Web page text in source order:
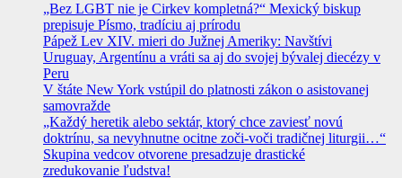
„Bez LGBT nie je Cirkev kompletná?“ Mexický biskup
prepisuje Písmo, tradíciu aj prírodu
Pápež Lev XIV. mieri do Južnej Ameriky: Navštívi
Uruguay, Argentínu a vráti sa aj do svojej bývalej diecézy v
Peru
V štáte New York vstúpil do platnosti zákon o asistovanej
samovražde
„Každý heretik alebo sektár, ktorý chce zaviesť novú
doktrínu, sa nevyhnutne ocitne zoči-voči tradičnej liturgii…“
Skupina vedcov otvorene presadzuje drastické
zredukovanie ľudstva!